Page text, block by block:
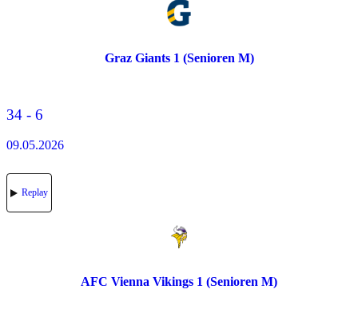
Graz Giants 1 (Senioren M)
34 - 6
09.05.2026
Replay
AFC Vienna Vikings 1 (Senioren M)